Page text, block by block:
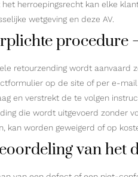
het herroepingsrecht kan elke
wetgeving en deze AV.
retourzending wordt
op de site of per e-
en verstrekt de te volgen
die wordt uitgevoerd zonder
kan worden geweigerd of op
van